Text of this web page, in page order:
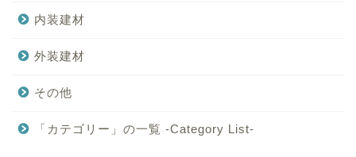
内装建材
外装建材
その他
「カテゴリー」の一覧 -Category List-